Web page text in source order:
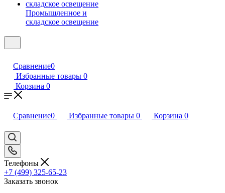
Промышленное и
складское освещение
Сравнение0
Избранные товары 0
Корзина 0
Сравнение0 Избранные товары 0 Корзина 0
Телефоны
+7 (499) 325-65-23
Заказать звонок